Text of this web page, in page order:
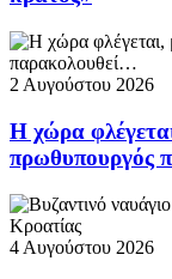
2 Αυγούστου 2026
Η χώρα
πρωθυπουργός
4 Αυγούστου 2026